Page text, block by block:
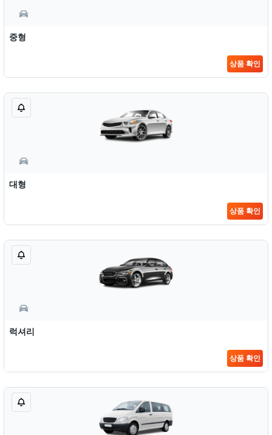
중형
상품 확인
대형
상품 확인
럭셔리
상품 확인